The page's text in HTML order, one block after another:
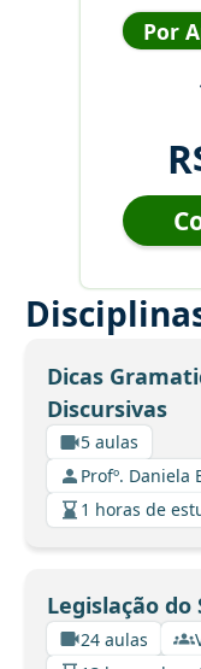
Por
Dicas
Discursivas
5 aulas
Profº. Daniela
1 horas de
Legislação do
24 aulas